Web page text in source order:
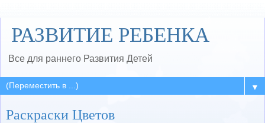
РАЗВИТИЕ РЕБЕНКА
Все для раннего Развития Детей
▼
Раскраски Цветов